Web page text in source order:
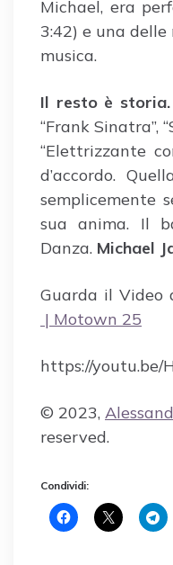
Michael, era
3:42) e una
musica.
Il resto è storia.
“Frank Sinatra”,
“Elettrizzante
d’accordo.
semplicemente
sua anima. Il
Danza. Michael
Guarda il Video
| Motown 25
https://youtu.be/
© 2023,
reserved.
Condividi: